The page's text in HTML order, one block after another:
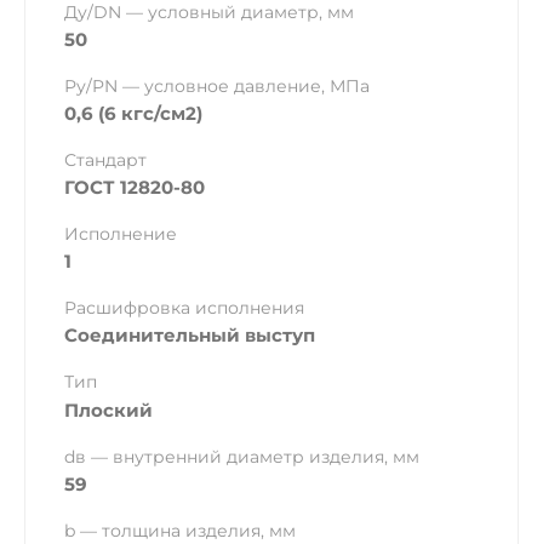
Ду/DN — условный диаметр, мм
50
Ру/PN — условное давление, МПа
0,6 (6 кгс/см2)
Стандарт
ГОСТ 12820-80
Исполнение
1
Расшифровка исполнения
Соединительный выступ
Тип
Плоский
dв — внутренний диаметр изделия, мм
59
b — толщина изделия, мм